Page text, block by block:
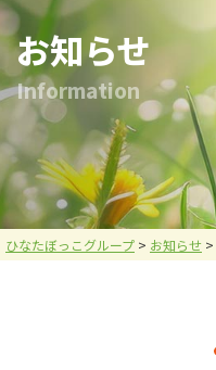
ひなた⽇和(本城)
ハレノヒ(中川町)
あしかが⻄の杜(⼭下町)
おひさま
名草釣堀
釣堀施設・ヤギ牧場
バーベキュー施設
お問い合わせ
炭焼倶楽部 火炉
メニュー
お知らせ
Information
ひなたぼっこグループ > お知らせ >